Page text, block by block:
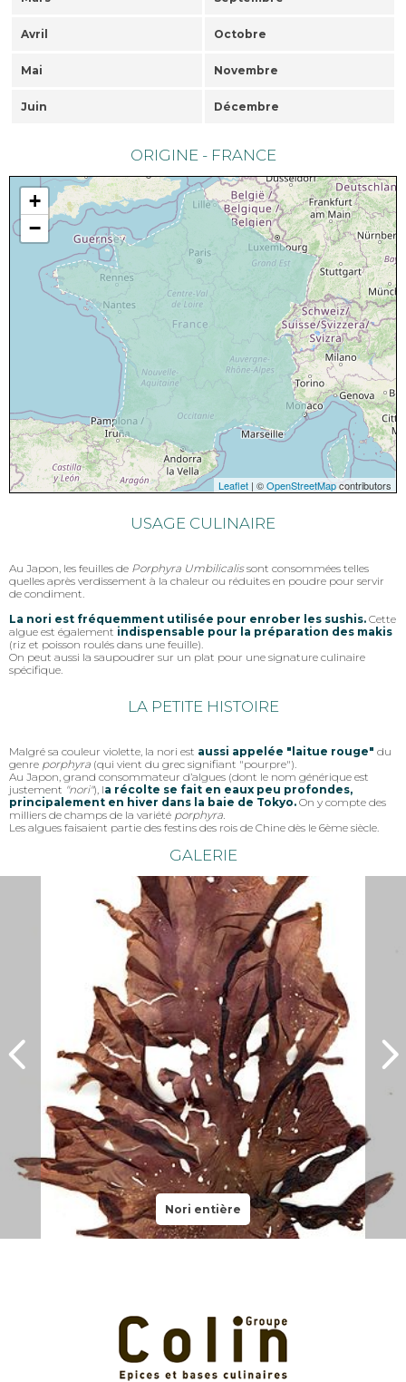
Avril Octobre
Mai Novembre
Juin Décembre
ORIGINE - FRANCE
+
−
Leaflet | ©OpenStreetMapcontributors
USAGE CULINAIRE
Au Japon, les feuilles de Porphyra Umbilicalissont consommées telles
quelles après verdissement à la chaleur ou réduites en poudre pour servir
de condiment.
La nori est fréquemment utilisée pour enrober les sushis. Cette
algue est également indispensable pour la préparation des makis
(riz et poisson roulés dans une feuille).
On peut aussi la saupoudrer sur un plat pour une signature culinaire
spécifique.
LA PETITE HISTOIRE
Malgré sa couleur violette, la nori est aussi appelée "laitue rouge" du
genre porphyra (qui vient du grec signifiant "pourpre").
Au Japon, grand consommateur d’algues (dont le nom générique est
justement "nori"), la récolte se fait en eaux peu profondes,
principalement en hiver dans la baie de Tokyo. On y compte des
milliers de champs de la variété porphyra.
Les algues faisaient partie des festins des rois de Chine dès le 6ème siècle.
GALERIE
Nori entière